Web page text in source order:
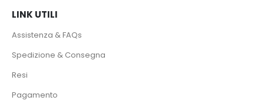
LINK UTILI
Assistenza & FAQs
Spedizione & Consegna
Resi
Pagamento